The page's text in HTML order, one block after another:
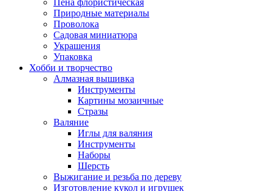
Пена флористическая
Природные материалы
Проволока
Садовая миниатюра
Украшения
Упаковка
Хобби и творчество
Алмазная вышивка
Инструменты
Картины мозаичные
Стразы
Валяние
Иглы для валяния
Инструменты
Наборы
Шерсть
Выжигание и резьба по дереву
Изготовление кукол и игрушек